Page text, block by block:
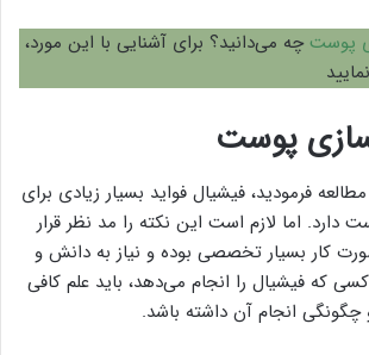
پوستچه می‌دانید؟ برای آشنایی با این مورد،
پوست
فرمودید، فیشیال فواید بسیار زیادی برای
دارد. اما لازم است این نکته را مد نظر قرار
کار بسیار تخصصی بوده و نیاز به دانش و
که فیشیال را انجام می‌دهد، باید علم کافی
چگونگی انجام آن داشته باشد.